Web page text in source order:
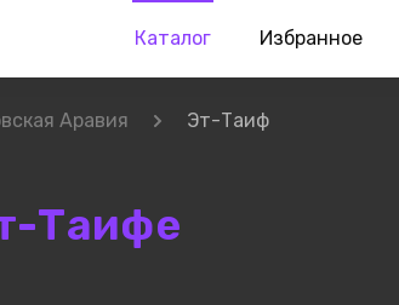
Каталог Избранное
Аравия Эт-Таиф
Таифе